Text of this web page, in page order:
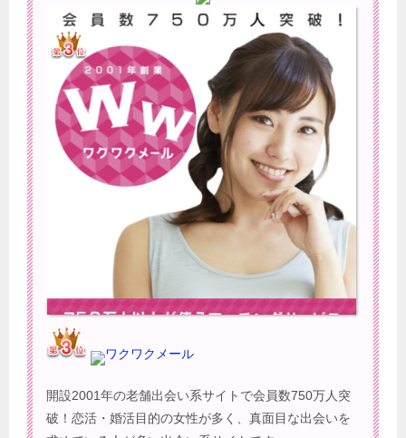
ワクワクメール
開設2001年の老舗出会い系サイトで会員数750万人突
破！恋活・婚活目的の女性が多く、真面目な出会いを